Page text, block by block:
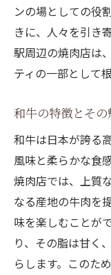
焼肉の
和牛と相
焼肉と映
神田の夜
心まで満た
密
特製タレ
和牛と特
タレが引
焼肉の楽
神田駅の
タレと
ンの場としての役
きに、人々を引き
駅周辺の焼肉店は
ティの一部として
和牛の特徴とその
和牛は日本が誇る
風味と柔らかな食
焼肉店では、上質
なる産地の牛肉を
味を楽しむことが
り、その脂は甘く
らします。このた